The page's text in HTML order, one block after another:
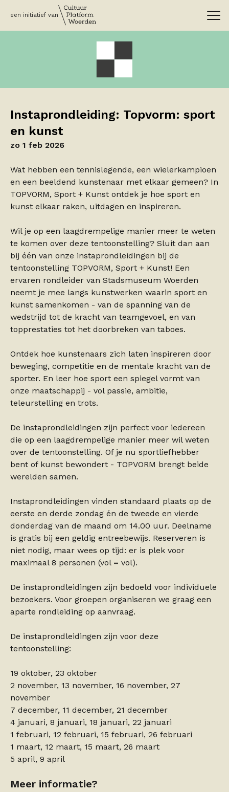
een initiatief van
Instaprondleiding: Topvorm: sport
en kunst
zo 1 feb 2026
Wat hebben een tennislegende, een wielerkampioen
en een beeldend kunstenaar met elkaar gemeen? In
TOPVORM, Sport + Kunst ontdek je hoe sport en
kunst elkaar raken, uitdagen en inspireren.
Wil je op een laagdrempelige manier meer te weten
te komen over deze tentoonstelling? Sluit dan aan
bij één van onze instaprondleidingen bij de
tentoonstelling TOPVORM, Sport + Kunst! Een
ervaren rondleider van Stadsmuseum Woerden
neemt je mee langs kunstwerken waarin sport en
kunst samenkomen - van de spanning van de
wedstrijd tot de kracht van teamgevoel, en van
topprestaties tot het doorbreken van taboes.
Ontdek hoe kunstenaars zich laten inspireren door
beweging, competitie en de mentale kracht van de
sporter. En leer hoe sport een spiegel vormt van
onze maatschappij - vol passie, ambitie,
teleurstelling en trots.
De instaprondleidingen zijn perfect voor iedereen
die op een laagdrempelige manier meer wil weten
over de tentoonstelling. Of je nu sportliefhebber
bent of kunst bewondert - TOPVORM brengt beide
werelden samen.
Instaprondleidingen vinden standaard plaats op de
eerste en derde zondag én de tweede en vierde
donderdag van de maand om 14.00 uur. Deelname
is gratis bij een geldig entreebewijs. Reserveren is
niet nodig, maar wees op tijd: er is plek voor
maximaal 8 personen (vol = vol).
De instaprondleidingen zijn bedoeld voor individuele
bezoekers. Voor groepen organiseren we graag een
aparte rondleiding op aanvraag.
De instaprondleidingen zijn voor deze
tentoonstelling:
19 oktober, 23 oktober
2 november, 13 november, 16 november, 27
november
7 december, 11 december, 21 december
4 januari, 8 januari, 18 januari, 22 januari
1 februari, 12 februari, 15 februari, 26 februari
1 maart, 12 maart, 15 maart, 26 maart
5 april, 9 april
Meer informatie?